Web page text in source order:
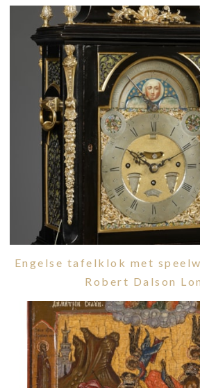
Engelse tafelklok met
Robert Dalson